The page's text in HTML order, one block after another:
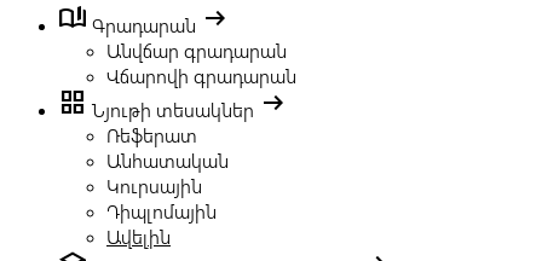
book_ribbon Գրադարան arrow_right_alt
Անվճար գրադարան
Վճարովի գրադարան
grid_view Նյութի տեսակներ arrow_right_alt
Ռեֆերատ
Անհատական
Կուրսային
Դիպլոմային
Ավելին